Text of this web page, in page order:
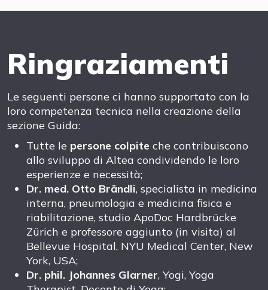
Ringraziamenti
Le seguenti persone ci hanno supportato con la
loro competenza tecnica nella creazione della
sezione Guida:
Tutte le persone colpite che contribuiscono
allo sviluppo di Altea condividendo le loro
esperienze e necessità;
Dr. med. Otto Brändli, specialista in medicina
interna, pneumologia e medicina fisica e
riabilitazione, studio ApoDoc Hardbrücke
Zürich e professore aggiunto (in visita) al
Bellevue Hospital, NYU Medical Center, New
York, USA;
Dr. phil. Johannes Glarner, Yogi, Yoga